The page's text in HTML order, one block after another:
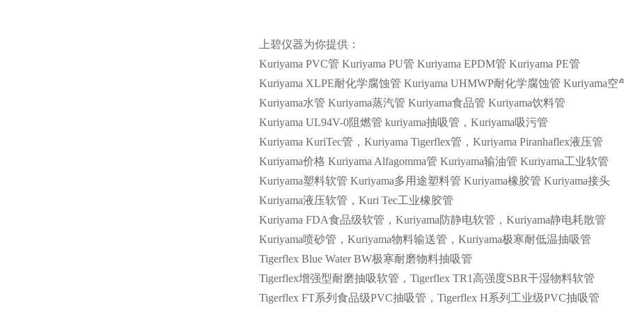
上碧仪器为你提供：
Kuriyama PVC管 Kuriyama PU管 Kuriyama EPDM管 Kuriyama PE管
Kuriyama XLPE耐化学腐蚀管 Kuriyama UHMWP耐化学腐蚀管 Kuriyama空
Kuriyama水管 Kuriyama蒸汽管 Kuriyama食品管 Kuriyama饮料管
Kuriyama UL94V-0阻燃管 kuriyama抽吸管， Kuriyama吸污管
Kuriyama KuriTec管， Kuriyama Tigerflex管， Kuriyama Piranhaflex液压管
Kuriyama价格 Kuriyama Alfagomma管 Kuriyama输油管 Kuriyama工业软管
Kuriyama塑料软管 Kuriyama多用途塑料管 Kuriyama橡胶管 Kuriyama接头
Kuriyama液压软管， Kuri Tec工业橡胶管
Kuriyama FDA食品级软管， Kuriyama防静电软管， Kuriyama静电耗散管
Kuriyama喷砂管， Kuriyama物料输送管， Kuriyama极寒耐低温抽吸管
Tigerflex Blue Water BW极寒耐磨物料抽吸管
Tigerflex增强型耐磨抽吸软管， Tigerflex TR1高强度SBR干湿物料软管
Tigerflex FT系列食品级PVC抽吸管， Tigerflex H系列工业级PVC抽吸管